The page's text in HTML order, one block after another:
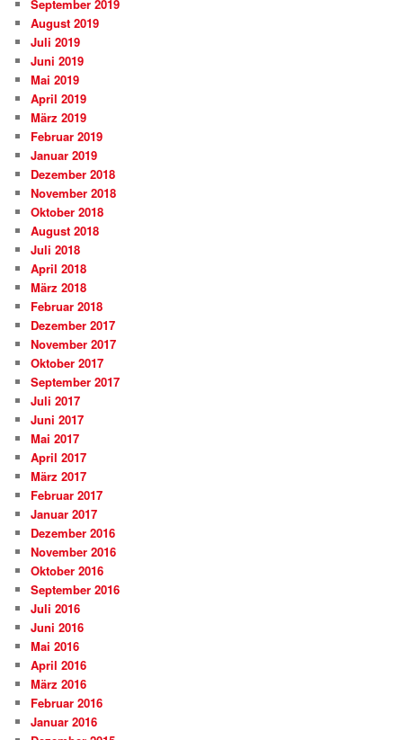
September 2019
August 2019
Juli 2019
Juni 2019
Mai 2019
April 2019
März 2019
Februar 2019
Januar 2019
Dezember 2018
November 2018
Oktober 2018
August 2018
Juli 2018
April 2018
März 2018
Februar 2018
Dezember 2017
November 2017
Oktober 2017
September 2017
Juli 2017
Juni 2017
Mai 2017
April 2017
März 2017
Februar 2017
Januar 2017
Dezember 2016
November 2016
Oktober 2016
September 2016
Juli 2016
Juni 2016
Mai 2016
April 2016
März 2016
Februar 2016
Januar 2016